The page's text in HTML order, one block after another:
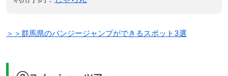
＞＞群馬県のバンジージャンプができるスポット3選